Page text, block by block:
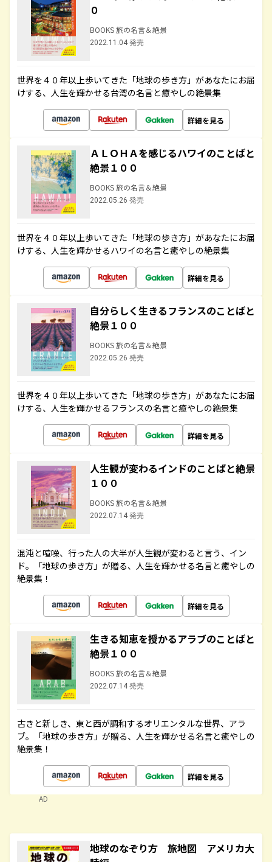
０
BOOKS 旅の名言＆絶景
2022.11.04 発売
世界を４０年以上歩いてきた「地球の歩き方」があなたにお届
けする、人生を輝かせる台湾の名言と癒やしの絶景集
詳細を見る
ＡＬＯＨＡを感じるハワイのことばと
絶景１００
BOOKS 旅の名言＆絶景
2022.05.26 発売
世界を４０年以上歩いてきた「地球の歩き方」があなたにお届
けする、人生を輝かせるハワイの名言と癒やしの絶景集
詳細を見る
自分らしく生きるフランスのことばと
絶景１００
BOOKS 旅の名言＆絶景
2022.05.26 発売
世界を４０年以上歩いてきた「地球の歩き方」があなたにお届
けする、人生を輝かせるフランスの名言と癒やしの絶景集
詳細を見る
人生観が変わるインドのことばと絶景
１００
BOOKS 旅の名言＆絶景
2022.07.14 発売
混沌と喧噪、行った人の大半が人生観が変わると言う、イン
ド。「地球の歩き方」が贈る、人生を輝かせる名言と癒やしの
絶景集！
詳細を見る
生きる知恵を授かるアラブのことばと
絶景１００
BOOKS 旅の名言＆絶景
2022.07.14 発売
古きと新しき、東と西が調和するオリエンタルな世界、アラ
ブ。「地球の歩き方」が贈る、人生を輝かせる名言と癒やしの
絶景集！
詳細を見る
AD
地球のなぞり方 旅地図 アメリカ大